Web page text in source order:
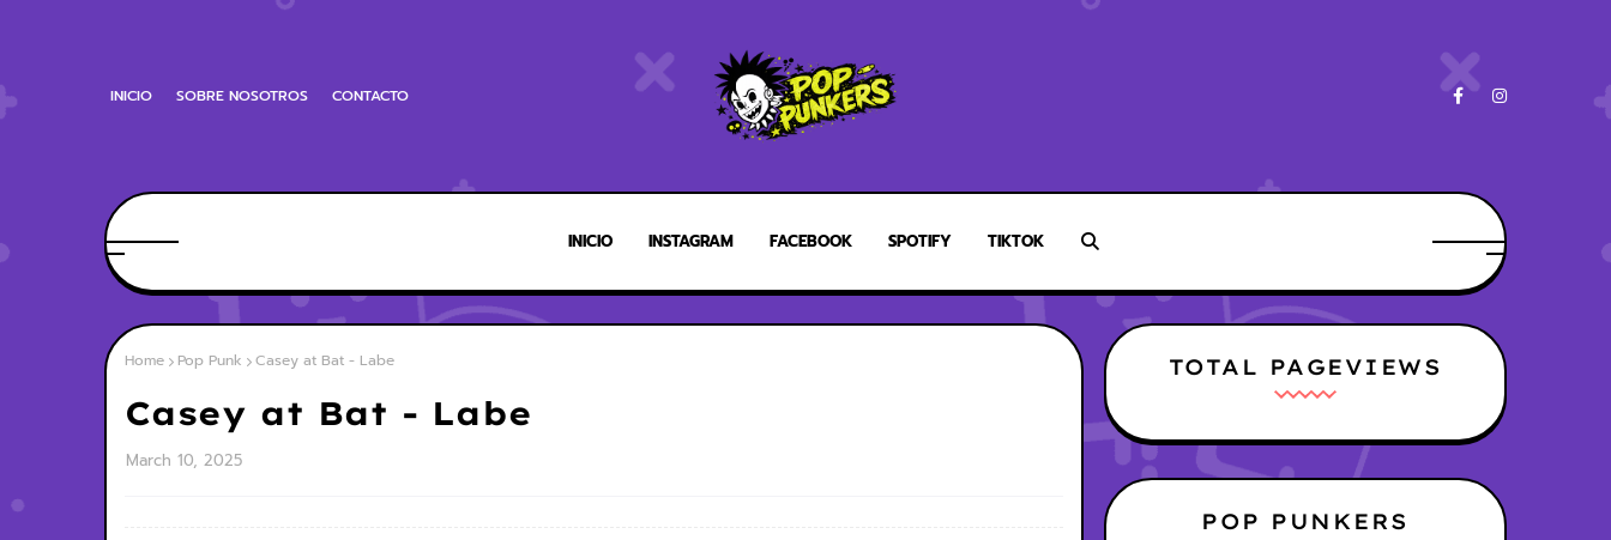
INICIO SOBRE NOSOTROS CONTACTO
INICIO INSTAGRAM FACEBOOK SPOTIFY TIKTOK
Home Pop Punk Casey at Bat - Labe
Casey at Bat - Labe
March 10, 2025
TOTAL PAGEVIEWS
POP PUNKERS